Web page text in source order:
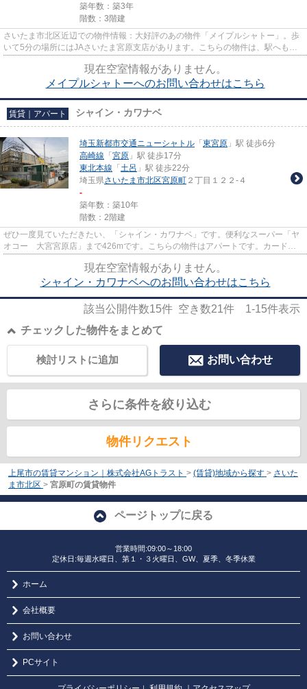
築年数：築3年
階数：3階建
さいたま市北区近辺での物件情報：大好評のあの物件「メイプルシャトー」。歩
いて5分の場所にはJAさいたま宮原支店があります。こちらの物件は、駅へも徒
現在空室情報がありません。
メイプルシャトーへのお問い合わせはこちら
賃貸｜アパート シャイン・カワナベ
埼玉新都市交通ニューシャトル 「 東宮原 」駅 徒歩6分
高崎線 「 宮原 」駅 徒歩17分
東北本線 「 土呂 」駅 徒歩22分
埼玉県さいたま市北区宮原町 ２丁目１２２-４
-
築年数：築10年
階数：2階建
ぜひ一度見ていただきたい、「シャイン・カワナベ」です。便利なスーパー「ヤ
オコー 大宮宮原店」まで426mです。こちらの物件はアパートです。カード決
現在空室情報がありません。
シャイン・カワナベへのお問い合わせはこちら
該当公開件数15件 空き数21件 1-15件表示
チェックした物件をまとめて
お問い合わせ
検討リストに追加
さらに条件を絞り込む
物件リクエスト
上尾市の賃貸マンション｜株式会社AGトラスト > (賃貸)地域から探す > さいた
ま市北区 > 宮原町の賃貸物件
ページトップに戻る
営業時間:09:00～18:00
定休日:毎週水曜日、第１・３火曜日、GW、夏季、冬季休業
ホーム
会社概要
お問い合わせ
PCサイト